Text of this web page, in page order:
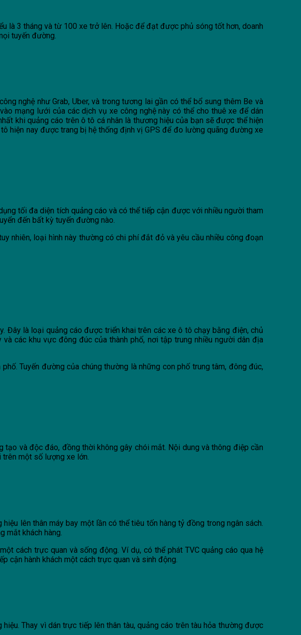
là 3 tháng và từ 100 xe trở lên. Hoặc để đạt được phủ sóng tốt hơn, doanh
tuyến đường.
nghệ như Grab, Uber, và trong tương lai gần có thể bổ sung thêm Be và
mạng lưới của các dịch vụ xe công nghệ này có thể cho thuê xe để dán
khi quảng cáo trên ô tô cá nhân là thương hiệu của bạn sẽ được thể hiện
hiện nay được trang bị hệ thống định vị GPS để đo lường quãng đường xe
tối đa diện tích quảng cáo và có thể tiếp cận được với nhiều người tham
đến bất kỳ tuyến đường nào.
nhiên, loại hình này thường có chi phí đắt đỏ và yêu cầu nhiều công đoạn
Đây là loại quảng cáo được triển khai trên các xe ô tô chạy bằng điện, chủ
các khu vực đông đúc của thành phố, nơi tập trung nhiều người dân địa
Tuyến đường của chúng thường là những con phố trung tâm, đông đúc,
và độc đáo, đồng thời không gây chói mắt. Nội dung và thông điệp cần
trên một số lượng xe lớn.
lên thân máy bay một lần có thể tiêu tốn hàng tỷ đồng trong ngân sách.
mắt khách hàng.
cách trực quan và sống động. Ví dụ, có thể phát TVC quảng cáo qua hệ
cận hành khách một cách trực quan và sinh động.
Thay vì dán trực tiếp lên thân tàu, quảng cáo trên tàu hỏa thường được